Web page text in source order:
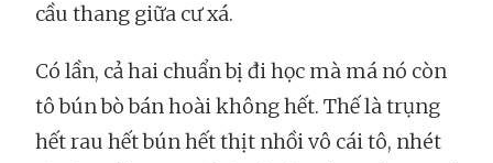
cầu thang giữa cư xá.
Có lần, cả hai chuẩn bị đi học mà má nó còn
tô bún bò bán hoài không hết. Thế là trụng
hết rau hết bún hết thịt nhồi vô cái tô, nhét